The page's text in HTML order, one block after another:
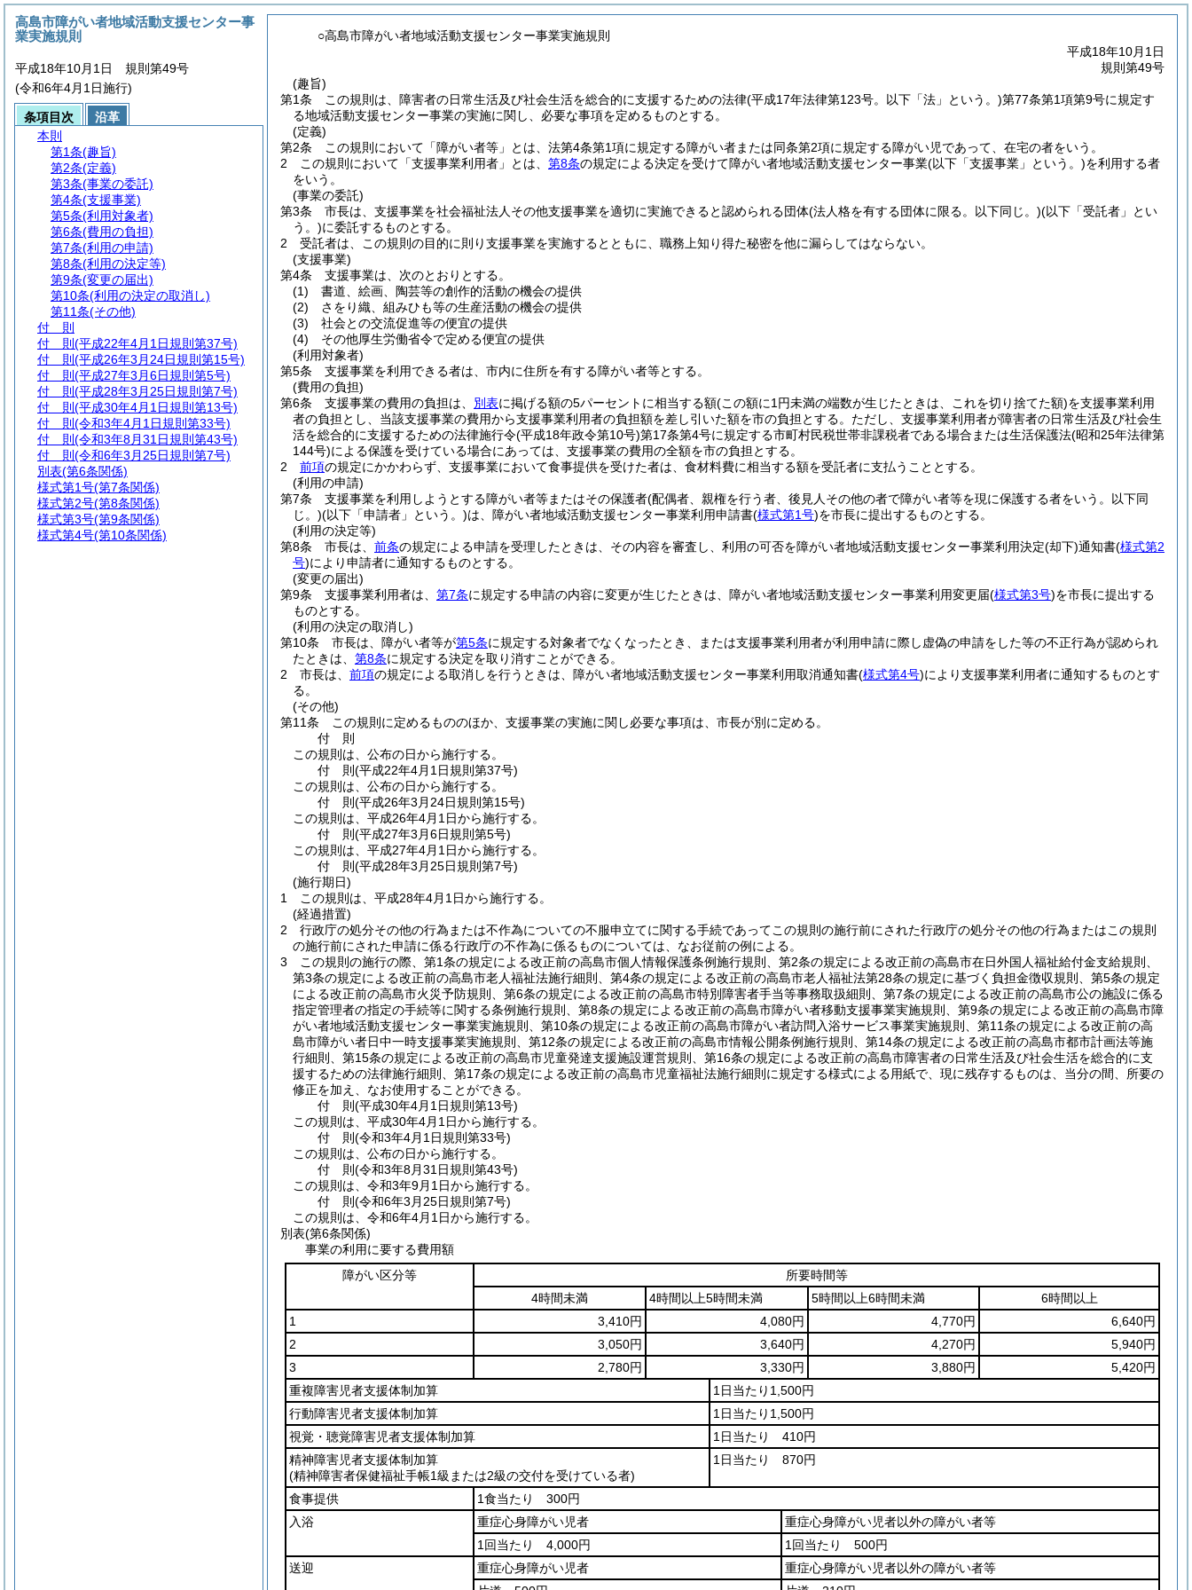
○高島市障がい者地域活動支援センター事業実施規則
平成18年10月1日
規則第49号
(趣旨)
第1条
この規則は、障害者の日常生活及び社会生活を総合的に支援するための法律(平成17年法律第123号。以下「法」という。)第77条第1項第9号に規定す
る地域活動支援センター事業の実施に関し、必要な事項を定めるものとする。
(定義)
第2条
この規則において「障がい者等」とは、法第4条第1項に規定する障がい者または同条第2項に規定する障がい児であって、在宅の者をいう。
2
この規則において「支援事業利用者」とは、 第8条の規定による決定を受けて障がい者地域活動支援センター事業(以下「支援事業」という。)を利用する者
をいう。
(事業の委託)
第3条
市長は、支援事業を社会福祉法人その他支援事業を適切に実施できると認められる団体(法人格を有する団体に限る。以下同じ。)(以下「受託者」とい
う。)に委託するものとする。
2
受託者は、この規則の目的に則り支援事業を実施するとともに、職務上知り得た秘密を他に漏らしてはならない。
(支援事業)
第4条
支援事業は、次のとおりとする。
(1)
書道、絵画、陶芸等の創作的活動の機会の提供
(2)
さをり織、組みひも等の生産活動の機会の提供
(3)
社会との交流促進等の便宜の提供
(4)
その他厚生労働省令で定める便宜の提供
(利用対象者)
第5条
支援事業を利用できる者は、市内に住所を有する障がい者等とする。
(費用の負担)
第6条
支援事業の費用の負担は、 別表に掲げる額の5パーセントに相当する額(この額に1円未満の端数が生じたときは、これを切り捨てた額)を支援事業利用
者の負担とし、当該支援事業の費用から支援事業利用者の負担額を差し引いた額を市の負担とする。 ただし、支援事業利用者が障害者の日常生活及び社会生
活を総合的に支援するための法律施行令(平成18年政令第10号)第17条第4号に規定する市町村民税世帯非課税者である場合または生活保護法(昭和25年法律第
144号)による保護を受けている場合にあっては、支援事業の費用の全額を市の負担とする。
2
前項の規定にかかわらず、支援事業において食事提供を受けた者は、食材料費に相当する額を受託者に支払うこととする。
(利用の申請)
第7条
支援事業を利用しようとする障がい者等またはその保護者(配偶者、親権を行う者、後見人その他の者で障がい者等を現に保護する者をいう。以下同
じ。)(以下「申請者」という。)は、障がい者地域活動支援センター事業利用申請書(様式第1号)を市長に提出するものとする。
(利用の決定等)
第8条
市長は、 前条の規定による申請を受理したときは、その内容を審査し、利用の可否を障がい者地域活動支援センター事業利用決定(却下)通知書(様式第2
号)により申請者に通知するものとする。
(変更の届出)
第9条
支援事業利用者は、 第7条に規定する申請の内容に変更が生じたときは、障がい者地域活動支援センター事業利用変更届(様式第3号)を市長に提出する
ものとする。
(利用の決定の取消し)
第10条
市長は、障がい者等が第5条に規定する対象者でなくなったとき、または支援事業利用者が利用申請に際し虚偽の申請をした等の不正行為が認められ
たときは、 第8条に規定する決定を取り消すことができる。
2
市長は、 前項の規定による取消しを行うときは、障がい者地域活動支援センター事業利用取消通知書(様式第4号)により支援事業利用者に通知するものとす
る。
(その他)
第11条
この規則に定めるもののほか、支援事業の実施に関し必要な事項は、市長が別に定める。
付 則
この規則は、公布の日から施行する。
付 則(平成22年4月1日規則第37号)
この規則は、公布の日から施行する。
付 則(平成26年3月24日規則第15号)
この規則は、平成26年4月1日から施行する。
付 則(平成27年3月6日規則第5号)
この規則は、平成27年4月1日から施行する。
付 則(平成28年3月25日規則第7号)
(施行期日)
1
この規則は、平成28年4月1日から施行する。
(経過措置)
2
行政庁の処分その他の行為または不作為についての不服申立てに関する手続であってこの規則の施行前にされた行政庁の処分その他の行為またはこの規則
の施行前にされた申請に係る行政庁の不作為に係るものについては、なお従前の例による。
3
この規則の施行の際、第1条の規定による改正前の高島市個人情報保護条例施行規則、第2条の規定による改正前の高島市在日外国人福祉給付金支給規則、
第3条の規定による改正前の高島市老人福祉法施行細則、第4条の規定による改正前の高島市老人福祉法第28条の規定に基づく負担金徴収規則、第5条の規定
による改正前の高島市火災予防規則、第6条の規定による改正前の高島市特別障害者手当等事務取扱細則、第7条の規定による改正前の高島市公の施設に係る
指定管理者の指定の手続等に関する条例施行規則、第8条の規定による改正前の高島市障がい者移動支援事業実施規則、第9条の規定による改正前の高島市障
がい者地域活動支援センター事業実施規則、第10条の規定による改正前の高島市障がい者訪問入浴サービス事業実施規則、第11条の規定による改正前の高
島市障がい者日中一時支援事業実施規則、第12条の規定による改正前の高島市情報公開条例施行規則、第14条の規定による改正前の高島市都市計画法等施
行細則、第15条の規定による改正前の高島市児童発達支援施設運営規則、第16条の規定による改正前の高島市障害者の日常生活及び社会生活を総合的に支
援するための法律施行細則、第17条の規定による改正前の高島市児童福祉法施行細則に規定する様式による用紙で、現に残存するものは、当分の間、所要の
修正を加え、なお使用することができる。
付 則(平成30年4月1日規則第13号)
この規則は、平成30年4月1日から施行する。
付 則(令和3年4月1日規則第33号)
この規則は、公布の日から施行する。
付 則(令和3年8月31日規則第43号)
この規則は、令和3年9月1日から施行する。
付 則(令和6年3月25日規則第7号)
この規則は、令和6年4月1日から施行する。
別表(第6条関係)
事業の利用に要する費用額
障がい区分等
所要時間等
4時間未満
4時間以上5時間未満 5時間以上6時間未満
6時間以上
1
3,410円 4,080円 4,770円
6,640円
2
3,050円 3,640円 4,270円
5,940円
3
2,780円 3,330円 3,880円
5,420円
重複障害児者支援体制加算
1日当たり1,500円
行動障害児者支援体制加算
1日当たり1,500円
視覚・聴覚障害児者支援体制加算
1日当たり 410円
精神障害児者支援体制加算
(精神障害者保健福祉手帳1級または2級の交付を受けている者)
1日当たり 870円
食事提供
1食当たり 300円
入浴
重症心身障がい児者
重症心身障がい児者以外の障がい者等
1回当たり 4,000円
1回当たり 500円
送迎
重症心身障がい児者
重症心身障がい児者以外の障がい者等
高島市障がい者地域活動支援センター事
業実施規則
平成18年10月1日 規則第49号
(令和6年4月1日施行)
条項目次
沿革
本則
第1条(趣旨)
第2条(定義)
第3条(事業の委託)
第4条(支援事業)
第5条(利用対象者)
第6条(費用の負担)
第7条(利用の申請)
第8条(利用の決定等)
第9条(変更の届出)
第10条(利用の決定の取消し)
第11条(その他)
付 則
付 則 (平成22年4月1日規則第37号)
付 則 (平成26年3月24日規則第15号)
付 則 (平成27年3月6日規則第5号)
付 則 (平成28年3月25日規則第7号)
付 則 (平成30年4月1日規則第13号)
付 則 (令和3年4月1日規則第33号)
付 則 (令和3年8月31日規則第43号)
付 則 (令和6年3月25日規則第7号)
別表(第6条関係)
様式第1号(第7条関係)
様式第2号(第8条関係)
様式第3号(第9条関係)
様式第4号(第10条関係)